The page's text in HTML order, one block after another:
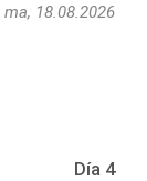
ma, 18.08.2026
Día 4